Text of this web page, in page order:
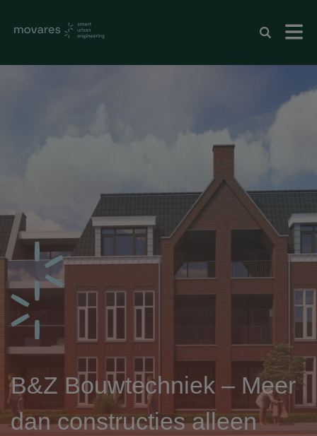
B&Z Bouwtechniek – Meer
dan constructies alleen